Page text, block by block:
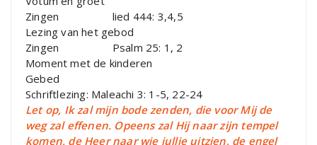
Zingen lied 444: 3,4,5
Lezing van het gebod
Zingen Psalm 25: 1, 2
Moment met de kinderen
Gebed
Schriftlezing: Maleachi 3: 1-5, 22-24
Let op, Ik zal mijn bode zenden, die voor Mij de
weg zal effenen. Opeens zal Hij naar zijn tempel
komen, de Heer naar wie jullie uitzien, de engel